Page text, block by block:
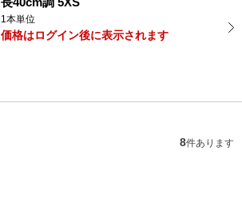
1本単位
価格はログイン後に表示されます
8件あります